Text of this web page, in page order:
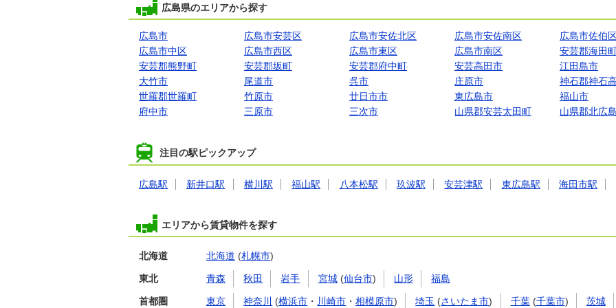
広島県のエリアから探す
広島市 広島市安芸区 広島市安佐北区 広島市安佐南区
広島市佐伯
広島市中区
広島市西区 広島市東区 広島市南区
安芸郡海田
安芸郡熊野町
安芸郡坂町 安芸郡府中町 安芸高田市
江田島市
大竹市
尾道市 呉市 庄原市
神石郡神石
世羅郡世羅町
竹原市 廿日市市 東広島市
福山市
府中市
三原市 三次市 山県郡安芸太田町 山県郡北広
注目の駅ピックアップ
広島駅 新井口駅 横川駅 福山駅 八本松駅 玖波駅 安芸津駅 東広島駅 海田市駅
エリアから賃貸物件を探す
北海道 北海道 (札幌市)
東北 青森 秋田 岩手 宮城(仙台市) 山形 福島
首都圏 東京 神奈川 (横浜市 ・ 川崎市 ・相模原市) 埼玉 (さいたま市) 千葉(千葉市) 茨城